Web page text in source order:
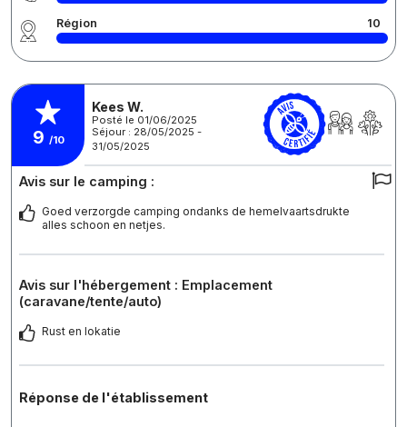
Région 10
9 /10
Kees W.
Posté le 01/06/2025
Séjour : 28/05/2025 -
31/05/2025
Avis sur le camping :
Goed verzorgde camping ondanks de hemelvaartsdrukte
alles schoon en netjes.
Avis sur l'hébergement : Emplacement
(caravane/tente/auto)
Rust en lokatie
Réponse de l'établissement